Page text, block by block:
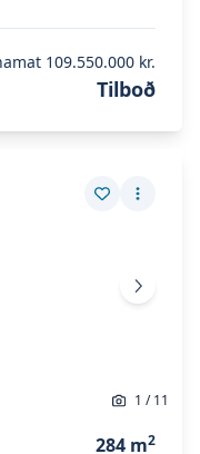
109.550.000 kr.
Tilboð
Vista eign
Fleiri
Næsta
1 /11
284 m2